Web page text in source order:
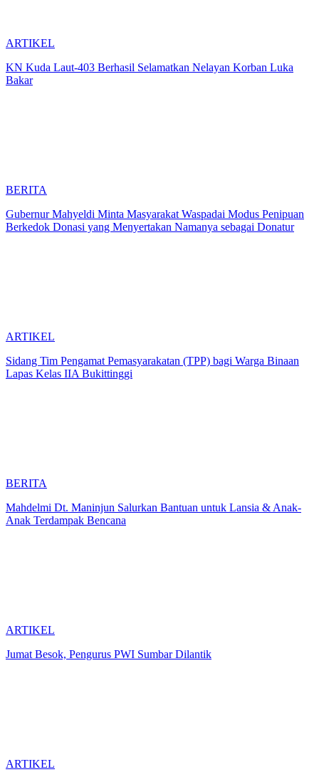
ARTIKEL
KN Kuda Laut-403 Berhasil Selamatkan Nelayan Korban Luka
Bakar
BERITA
Gubernur Mahyeldi Minta Masyarakat Waspadai Modus Penipuan
Berkedok Donasi yang Menyertakan Namanya sebagai Donatur
ARTIKEL
Sidang Tim Pengamat Pemasyarakatan (TPP) bagi Warga Binaan
Lapas Kelas IIA Bukittinggi
BERITA
Mahdelmi Dt. Maninjun Salurkan Bantuan untuk Lansia & Anak-
Anak Terdampak Bencana
ARTIKEL
Jumat Besok, Pengurus PWI Sumbar Dilantik
ARTIKEL